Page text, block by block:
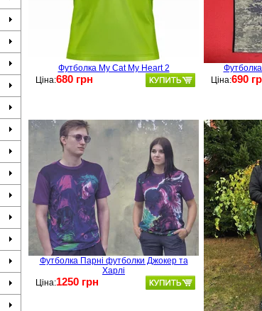
Футболка My Cat My Heart 2
Ціна:680 грн
Ціна:690
Футболка Парні футболки Джокер та
Харлі
Ціна:1250 грн